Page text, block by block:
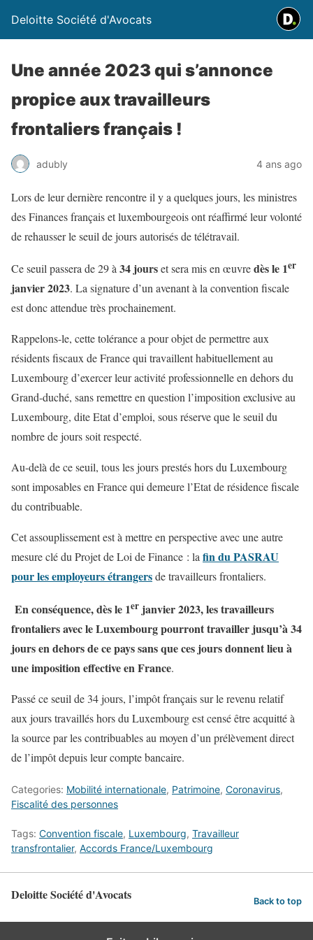
Deloitte Société d'Avocats
Une année 2023 qui s’annonce
propice aux travailleurs
frontaliers français !
adubly 4 ans ago
Lors de leur dernière rencontre il y a quelques jours, les ministres
des Finances français et luxembourgeois ont réaffirmé leur volonté
de rehausser le seuil de jours autorisés de télétravail.
Ce seuil passera de 29 à34 jourset sera mis en œuvredès le 1er
janvier 2023. La signature d’un avenant à la convention fiscale
est donc attendue très prochainement.
Rappelons-le, cette tolérance a pour objet de permettre aux
résidents fiscaux de France qui travaillent habituellement au
Luxembourg d’exercer leur activité professionnelle en dehors du
Grand-duché, sans remettre en question l’imposition exclusive au
Luxembourg, dite Etat d’emploi, sous réserve que le seuil du
nombre de jours soit respecté.
Au-delà de ce seuil, tous les jours prestés hors du Luxembourg
sont imposables en France qui demeure l’Etat de résidence fiscale
du contribuable.
Cet assouplissement est à mettre en perspective avec une autre
mesure clé du Projet de Loi de Finance : lafin du PASRAU
pour les employeurs étrangersde travailleurs frontaliers.
En conséquence, dès le 1er janvier 2023, les travailleurs
frontaliers avec le Luxembourg pourront travailler jusqu’à 34
jours en dehors de ce pays sans que ces jours donnent lieu à
une imposition effectiveen France.
Passé ce seuil de 34 jours, l’impôt français sur le revenu relatif
aux jours travaillés hors du Luxembourg est censé être acquitté à
la source par les contribuables au moyen d’un prélèvement direct
de l’impôt depuis leur compte bancaire.
Categories: Mobilité internationale, Patrimoine, Coronavirus,
Fiscalité des personnes
Tags: Convention fiscale, Luxembourg, Travailleur
transfrontalier, Accords France/Luxembourg
Deloitte Société d'Avocats Back to top